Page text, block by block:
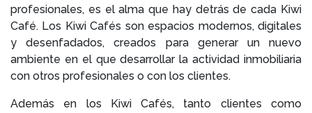
profesionales, es el alma que hay detrás de cada Kiwi
Café. Los Kiwi Cafés son espacios modernos, digitales
y desenfadados, creados para generar un nuevo
ambiente en el que desarrollar la actividad inmobiliaria
con otros profesionales o con los clientes.
Además en los Kiwi Cafés, tanto clientes como